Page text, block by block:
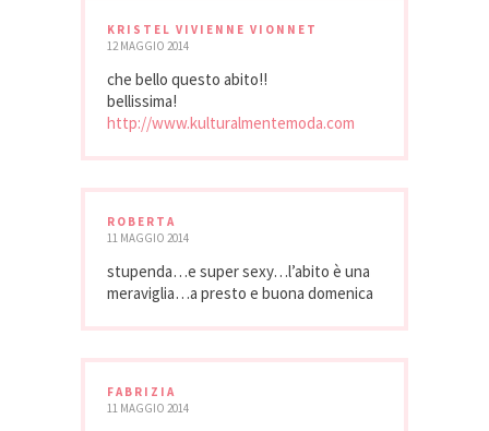
KRISTEL VIVIENNE VIONNET
12 MAGGIO 2014
che bello questo abito!!
bellissima!
http://www.kulturalmentemoda.com
ROBERTA
11 MAGGIO 2014
stupenda…e super sexy…l’abito è una
meraviglia…a presto e buona domenica
FABRIZIA
11 MAGGIO 2014